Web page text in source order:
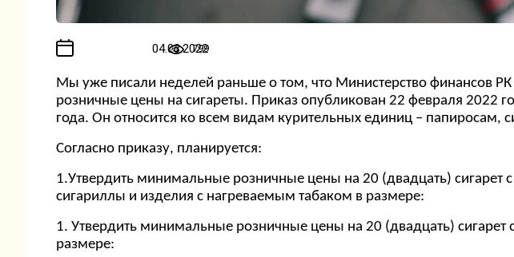
04.03.2022
799
Мы уже писали неделей раньше о том, что Министерство финансов
розничные цены на сигареты. Приказ опубликован 22 февраля 2022
года. Он относится ко всем видам курительных единиц – папиросам,
Согласно приказу, планируется:
1.Утвердить минимальные розничные цены на 20 (двадцать) сигарет
сигариллы и изделия с нагреваемым табаком в размере:
1. Утвердить минимальные розничные цены на 20 (двадцать) сигарет
размере: